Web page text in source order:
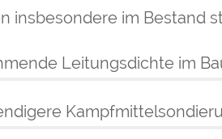
insbesondere im Bestand
Leitungsdichte im